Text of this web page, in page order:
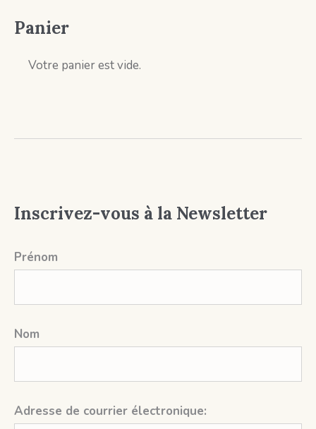
Panier
Votre panier est vide.
Inscrivez-vous à la Newsletter
Prénom
Nom
Adresse de courrier électronique: